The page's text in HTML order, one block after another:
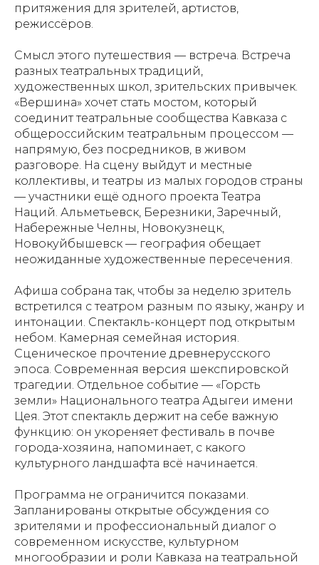
притяжения для зрителей, артистов,
режиссёров.
Смысл этого путешествия — встреча. Встреча
разных театральных традиций,
художественных школ, зрительских привычек.
«Вершина» хочет стать мостом, который
соединит театральные сообщества Кавказа с
общероссийским театральным процессом —
напрямую, без посредников, в живом
разговоре. На сцену выйдут и местные
коллективы, и театры из малых городов страны
— участники ещё одного проекта Театра
Наций. Альметьевск, Березники, Заречный,
Набережные Челны, Новокузнецк,
Новокуйбышевск — география обещает
неожиданные художественные пересечения.
Афиша собрана так, чтобы за неделю зритель
встретился с театром разным по языку, жанру и
интонации. Спектакль-концерт под открытым
небом. Камерная семейная история.
Сценическое прочтение древнерусского
эпоса. Современная версия шекспировской
трагедии. Отдельное событие — «Горсть
земли» Национального театра Адыгеи имени
Цея. Этот спектакль держит на себе важную
функцию: он укореняет фестиваль в почве
города-хозяина, напоминает, с какого
культурного ландшафта всё начинается.
Программа не ограничится показами.
Запланированы открытые обсуждения со
зрителями и профессиональный диалог о
современном искусстве, культурном
многообразии и роли Кавказа на театральной